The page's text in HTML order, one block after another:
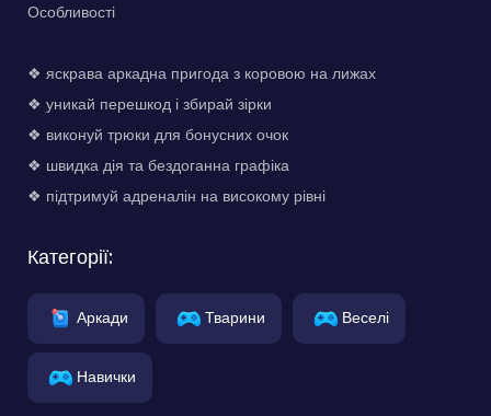
Особливості
❖ яскрава аркадна пригода з коровою на лижах
❖ уникай перешкод і збирай зірки
❖ виконуй трюки для бонусних очок
❖ швидка дія та бездоганна графіка
❖ підтримуй адреналін на високому рівні
Категорії:
Аркади Тварини Веселі
Навички